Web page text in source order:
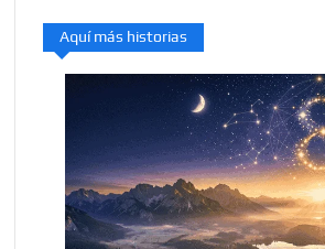
Aquí más historias